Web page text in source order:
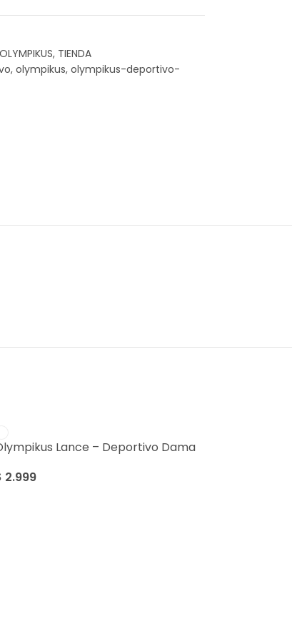
OLYMPIKUS, TIENDA
, olympikus, olympikus-deportivo-
Lance – Deportivo Dama
2.999